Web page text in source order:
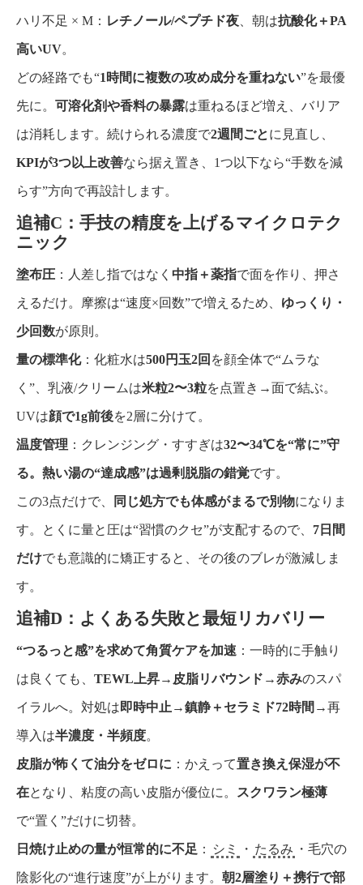
ハリ不足 × M： レチノール/ペプチド夜 、朝は抗酸化＋PA
高いUV。
どの経路でも“1時間に複数の攻め成分を重ねない”を最優
先に。 可溶化剤や香料の暴露は重ねるほど増え、バリア
は消耗します。続けられる濃度で2週間ごとに見直し、
KPIが3つ以上改善なら据え置き、1つ以下なら“手数を減
らす”方向で再設計します。
追補C：手技の精度を上げるマイクロテク
ニック
塗布圧 ：人差し指ではなく 中指＋薬指で面を作り、押さ
えるだけ。摩擦は“速度×回数”で増えるため、 ゆっくり・
少回数が原則。
量の標準化：化粧水は500円玉2回 を顔全体で“ムラな
く”、乳液/クリームは米粒2〜3粒を点置き→面で結ぶ。
UVは顔で1g前後を2層に分けて。
温度管理 ：クレンジング・すすぎは32〜34℃を“常に”守
る。熱い湯の“達成感”は過剰脱脂の錯覚です。
この3点だけで、 同じ処方でも体感がまるで別物になりま
す。とくに量と圧は“習慣のクセ”が支配するので、 7日間
だけでも意識的に矯正すると、その後のブレが激減しま
す。
追補D：よくある失敗と最短リカバリー
“つるっと感”を求めて角質ケアを加速 ：一時的に手触り
は良くても、 TEWL上昇→皮脂リバウンド→赤みのスパ
イラルへ。対処は 即時中止→鎮静＋セラミド72時間 →再
導入は半濃度・半頻度。
皮脂が怖くて油分をゼロに ：かえって置き換え保湿が不
在となり、粘度の高い皮脂が優位に。 スクワラン極薄
で“置く”だけに切替。
日焼け止めの量が恒常的に不足 ： シミ ・ たるみ ・毛穴の
陰影化の“進行速度”が上がります。 朝2層塗り＋携行で部